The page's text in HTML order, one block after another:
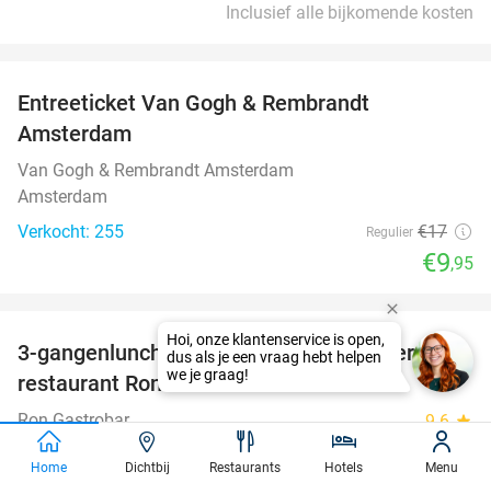
Inclusief alle bijkomende kosten
Entreeticket Van Gogh & Rembrandt
Amsterdam
Van Gogh & Rembrandt Amsterdam
Amsterdam
Verkocht: 255
Regulier €17
€9,95
26%
3-gangenlunch à la carte bij Michelinster-
restaurant Ron Gastrobar
Ron Gastrobar 9.6star
Amsterdam
Home Dichtbij Restaurants Hotels Menu